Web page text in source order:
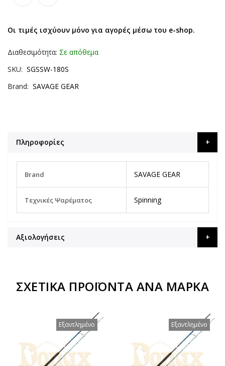
Οι τιμές ισχύουν μόνο για αγορές μέσω του e-shop.
Διαθεσιμότητα: Σε απόθεμα
SKU
SGSSW-180S
Brand
SAVAGE GEAR
Πληροφορίες
Πληροφορίες
Brand SAVAGE GEAR
Τεχνικές Ψαρέματος Spinning
Αξιολογήσεις
ΣΧΕΤΙΚΆ ΠΡΟΪΌΝΤΑ ΑΝΆ ΜΆΡΚΑ
Εξαντλημένο Εξαντλημένο